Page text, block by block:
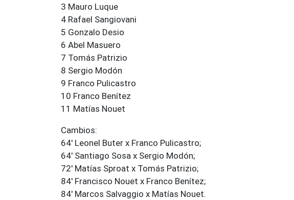
3 Mauro Luque
4 Rafael Sangiovani
5 Gonzalo Desio
6 Abel Masuero
7 Tomás Patrizio
8 Sergio Modón
9 Franco Pulicastro
10 Franco Benítez
11 Matías Nouet
Cambios:
64' Leonel Buter x Franco Pulicastro;
64' Santiago Sosa x Sergio Modón;
72' Matías Sproat x Tomás Patrizio;
84' Francisco Nouet x Franco Benítez;
84' Marcos Salvaggio x Matías Nouet.